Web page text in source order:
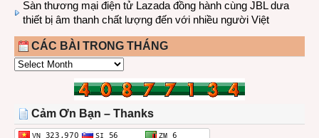
Sàn thương mại điện tử Lazada đồng hành cùng JBL dưa
thiết bị âm thanh chất lượng đến với nhiều người Việt
CÁC BÀI TRONG THÁNG
CÁC
THÁNG
Cảm Ơn Bạn – Thanks